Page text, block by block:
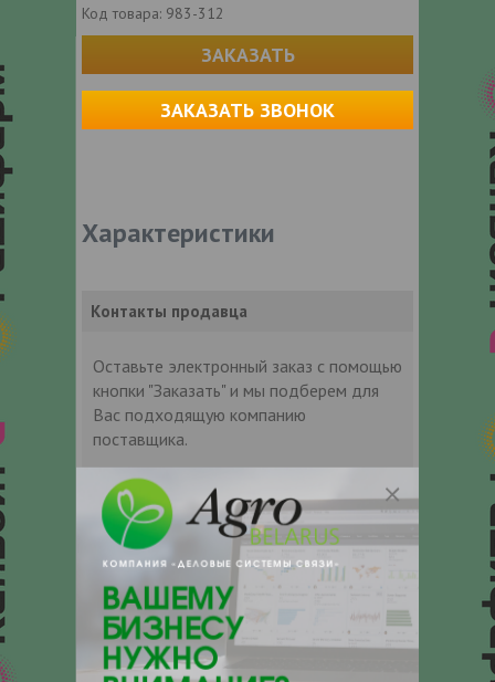
Код товара: 983-312
ЗАКАЗАТЬ
ЗАКАЗАТЬ ЗВОНОК
Характеристики
Контакты продавца
Оставьте электронный заказ с помощью
кнопки "Заказать" и мы подберем для
Вас подходящую компанию
поставщика.